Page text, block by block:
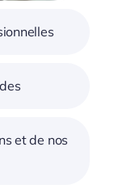
et de nos